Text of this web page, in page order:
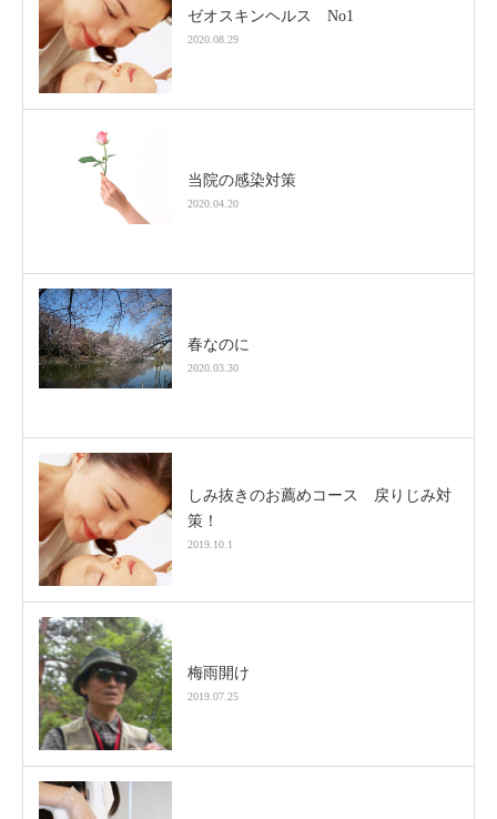
ゼオスキンヘルス No1
2020.08.29
当院の感染対策
2020.04.20
春なのに
2020.03.30
しみ抜きのお薦めコース 戻りじみ対
策！
2019.10.1
梅雨開け
2019.07.25